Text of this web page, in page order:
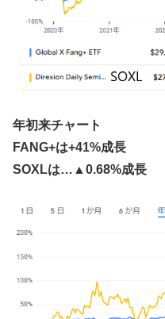
年初来チャート
FANG+は+41%成長
SOXLは…▲0.68%成長